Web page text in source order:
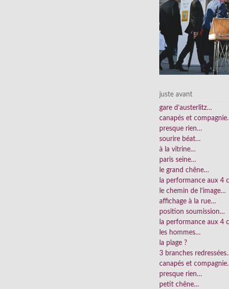
juste avant
gare d’austerlitz…
canapés et
presque rien…
sourire béat…
à la vitrine…
paris seine…
le grand chêne…
la performance aux 4
le chemin de l’image…
affichage à la rue…
position soumission…
la performance aux 4
les hommes…
la plage ?
3 branches
canapés et
presque rien…
petit chêne…